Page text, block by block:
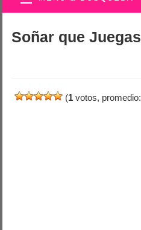
Soñar que
(1 votos,